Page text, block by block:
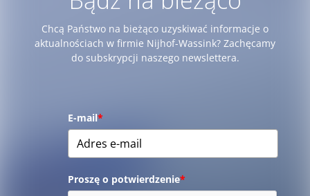
Chcą Państwo na bieżąco uzyskiwać informacje o
aktualnościach w firmie Nijhof-Wassink? Zachęcamy
do subskrypcji naszego newslettera.
E-mail*
Proszę o potwierdzenie*